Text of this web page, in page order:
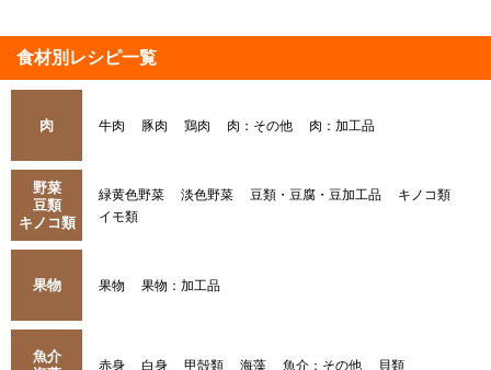
食材別レシピ一覧
肉 牛肉 豚肉 鶏肉 肉：その他 肉：加工品
野菜
豆類
キノコ類
緑黄色野菜 淡色野菜 豆類・豆腐・豆加工品
キノコ類
イモ類
果物 果物 果物：加工品
魚介
赤身 白身 甲殻類 海藻 魚介：その他 貝類